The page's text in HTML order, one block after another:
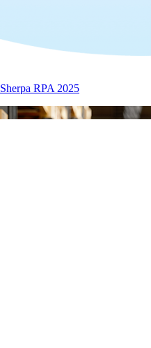
RPA 2025